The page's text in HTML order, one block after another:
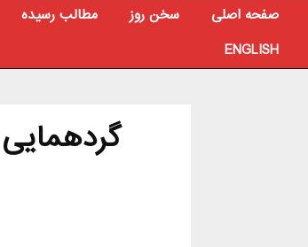
صفحه اصلی سخن روز مطالب رسیده
ENGLISH